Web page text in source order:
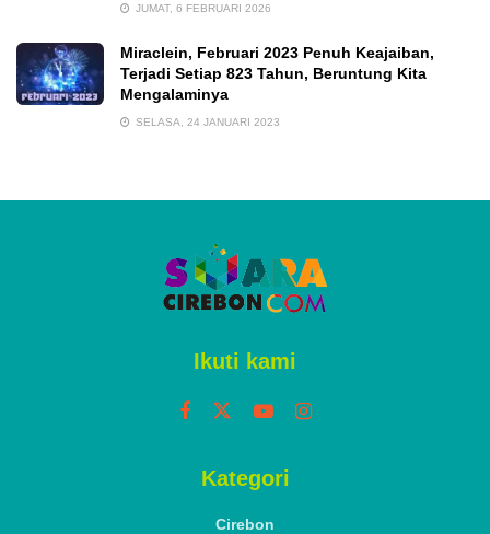
JUMAT, 6 FEBRUARI 2026
Miraclein, Februari 2023 Penuh Keajaiban,
Terjadi Setiap 823 Tahun, Beruntung Kita
Mengalaminya
SELASA, 24 JANUARI 2023
Ikuti kami
Kategori
Cirebon